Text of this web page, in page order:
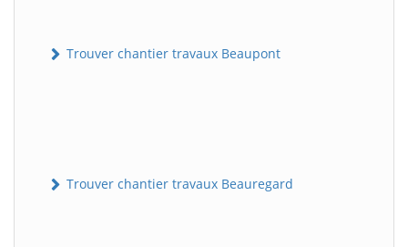
Trouver chantier travaux Beaupont
Trouver chantier travaux Beauregard